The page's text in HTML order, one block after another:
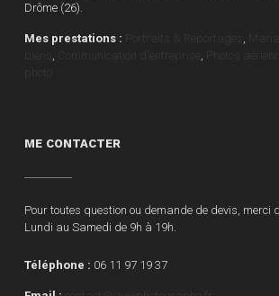
Drôme (26).
Mes prestations : ,
, ,
ME CONTACTER
Pour toutes question ou demande de devis, merci
Lundi au Samedi de 9h à 19h.
Téléphone : 06 11 97 19 37